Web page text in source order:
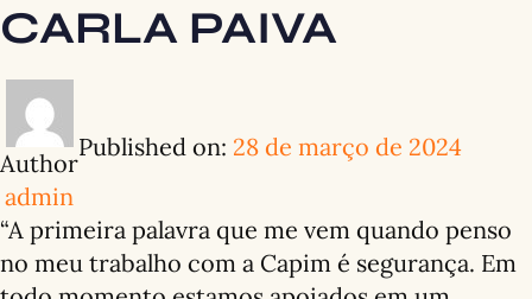
CARLA PAIVA
Author
admin
Published on: 28 de março de 2024
“A primeira palavra que me vem quando penso
no meu trabalho com a Capim é segurança. Em